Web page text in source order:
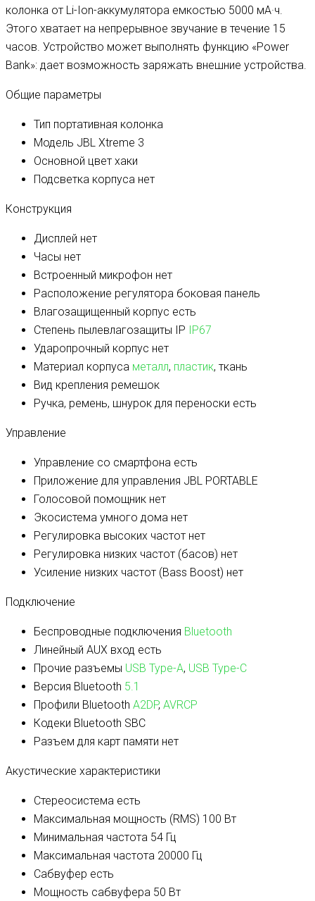
колонка от Li-Ion-аккумулятора емкостью 5000 мА·ч.
Этого хватает на непрерывное звучание в течение 15
часов. Устройство может выполнять функцию «Power
Bank»: дает возможность заряжать внешние устройства.
Общие параметры
Тип портативная колонка
Модель JBL Xtreme 3
Основной цвет хаки
Подсветка корпуса нет
Конструкция
Дисплей нет
Часы нет
Встроенный микрофон нет
Расположение регулятора боковая панель
Влагозащищенный корпус есть
Степень пылевлагозащиты IP IP67
Ударопрочный корпус нет
Материал корпуса металл, пластик, ткань
Вид крепления ремешок
Ручка, ремень, шнурок для переноски есть
Управление
Управление со смартфона есть
Приложение для управления JBL PORTABLE
Голосовой помощник нет
Экосистема умного дома нет
Регулировка высоких частот нет
Регулировка низких частот (басов) нет
Усиление низких частот (Bass Boost) нет
Подключение
Беспроводные подключения Bluetooth
Линейный AUX вход есть
Прочие разъемы USB Type-A, USB Type-C
Версия Bluetooth 5.1
Профили Bluetooth A2DP, AVRCP
Кодеки Bluetooth SBC
Разъем для карт памяти нет
Акустические характеристики
Стереосистема есть
Максимальная мощность (RMS) 100 Вт
Минимальная частота 54 Гц
Максимальная частота 20000 Гц
Сабвуфер есть
Мощность сабвуфера 50 Вт